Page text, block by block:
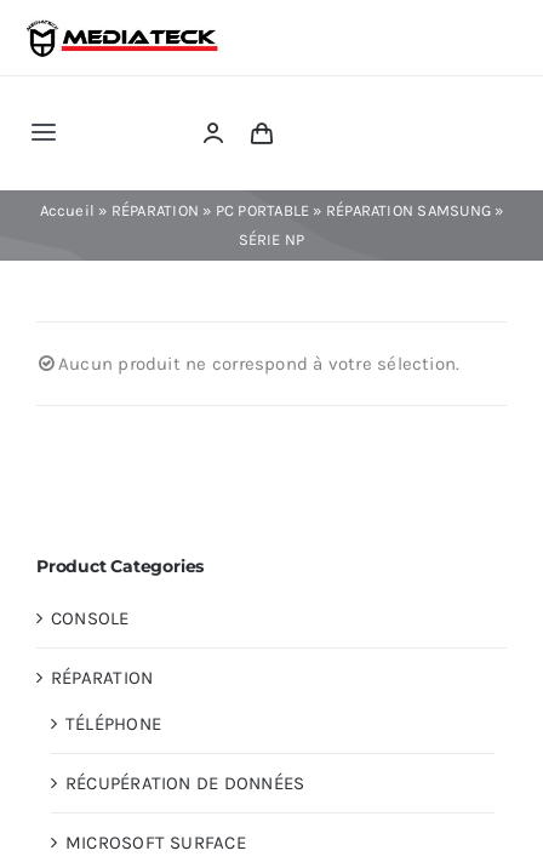
Skip
Toggle
Navigation
RÉPARATION
INFORMATIQUE
MAISON
Accueil » RÉPARATION » PC PORTABLE » RÉPARATION SAMSUNG»
SÉRIE NP
Aucun produit ne correspond à votre sélection.
Product Categories
CONSOLE
RÉPARATION
TÉLÉPHONE
RÉCUPÉRATION DE DONNÉES
MICROSOFT SURFACE